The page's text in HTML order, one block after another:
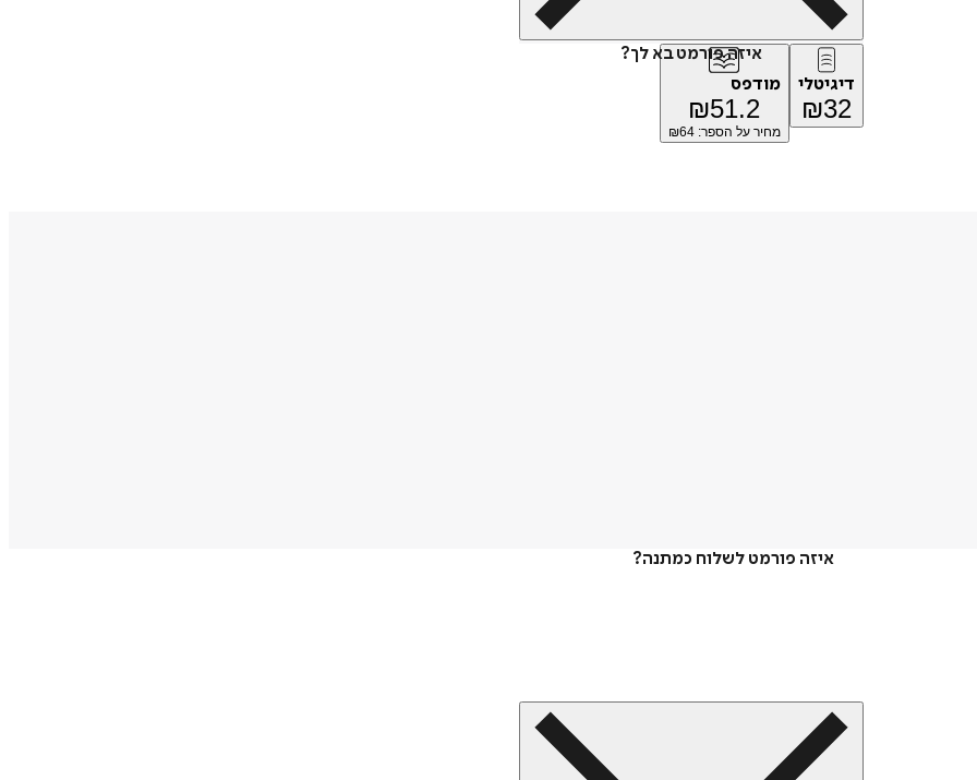
איזה פורמט בא לך?
דיגיטלי
₪32
מודפס
₪51.2
מחיר על הספר: ₪64
איזה פורמט לשלוח כמתנה?